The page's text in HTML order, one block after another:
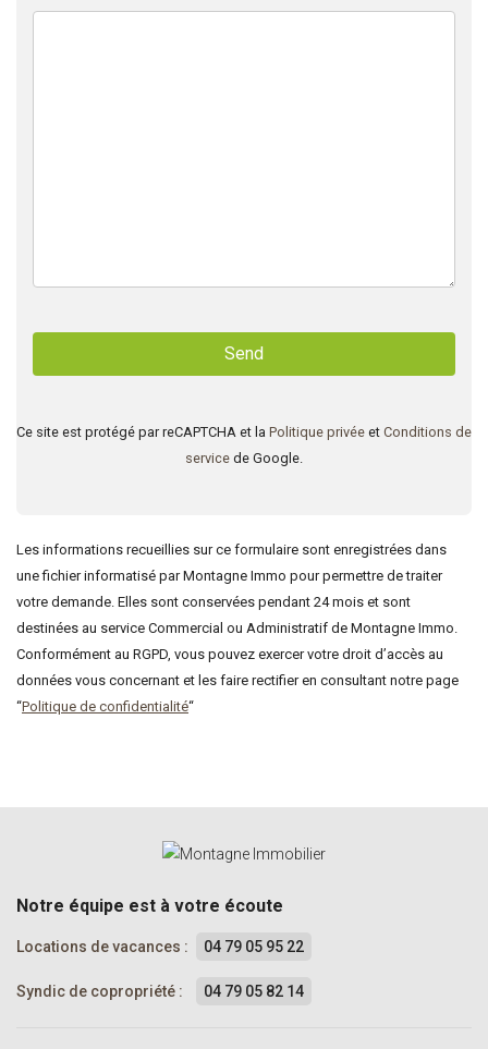
Ce site est protégé par reCAPTCHA et la Politique privée et Conditions de
service de Google.
Les informations recueillies sur ce formulaire sont enregistrées dans
une fichier informatisé par Montagne Immo pour permettre de traiter
votre demande. Elles sont conservées pendant 24 mois et sont
destinées au service Commercial ou Administratif de Montagne Immo.
Conformément au RGPD, vous pouvez exercer votre droit d’accès au
données vous concernant et les faire rectifier en consultant notre page
“Politique de confidentialité“
Notre équipe est à votre écoute
Locations de vacances : 04 79 05 95 22
Syndic de copropriété : 04 79 05 82 14